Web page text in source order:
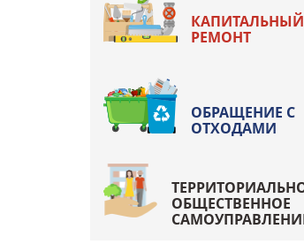
КАПИТАЛЬНЫЙ
РЕМОНТ
ОБРАЩЕНИЕ С
ОТХОДАМИ
ОБЩЕСТВЕННОЕ